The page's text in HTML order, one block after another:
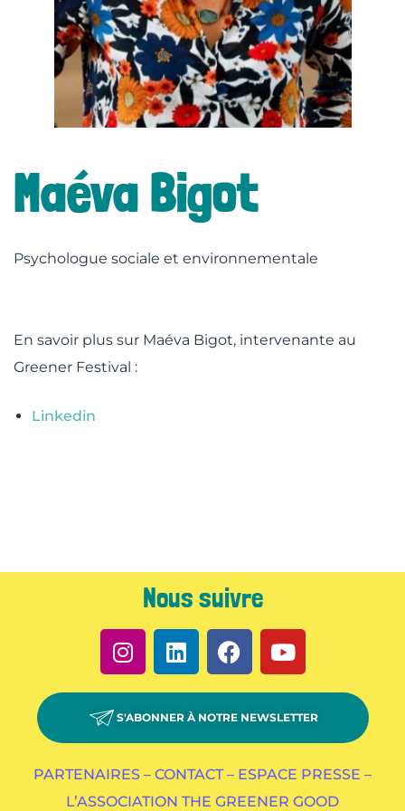
Maéva Bigot
Psychologue sociale et environnementale
En savoir plus sur Maéva Bigot, intervenante au
Greener Festival :
Linkedin
Nous suivre
S'ABONNER À NOTRE NEWSLETTER
PARTENAIRES – CONTACT – ESPACE PRESSE –
L’ASSOCIATION THE GREENER GOOD